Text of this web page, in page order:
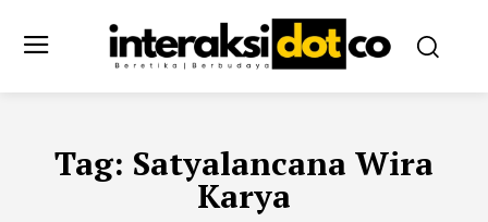
Tag: Satyalancana Wira
Karya